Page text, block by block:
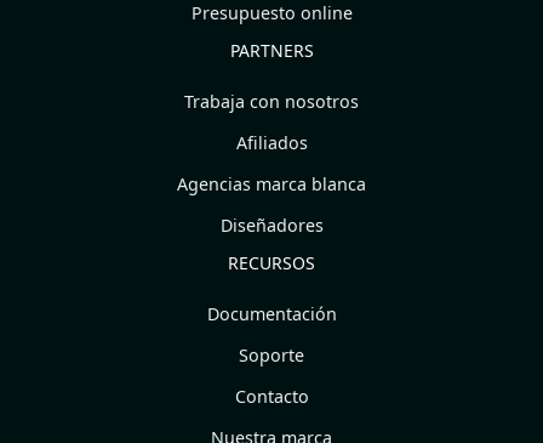
Presupuesto online
PARTNERS
Trabaja con nosotros
Afiliados
Agencias marca blanca
Diseñadores
RECURSOS
Documentación
Soporte
Contacto
Nuestra marca